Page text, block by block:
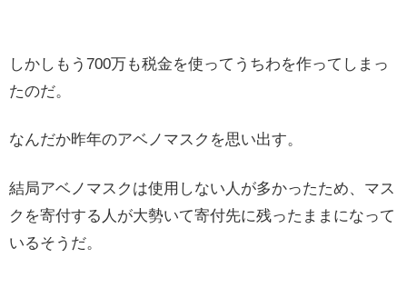
しかしもう700万も税金を使ってうちわを作ってしまっ
たのだ。
なんだか昨年のアベノマスクを思い出す。
結局アベノマスクは使用しない人が多かったため、マス
クを寄付する人が大勢いて寄付先に残ったままになって
いるそうだ。